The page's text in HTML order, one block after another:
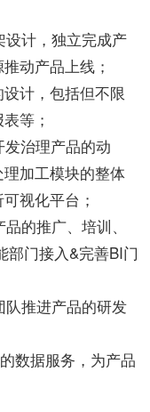
计，独立完成产
动产品上线；
计，包括但不限
等；
治理产品的动
加工模块的整体
视化平台；
的推广、培训、
部门接入&完善BI门
推进产品的研发
数据服务，为产品